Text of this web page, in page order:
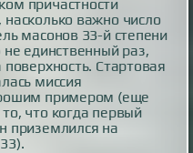
причастности
важно число
масонов 33-й степени
единственный раз,
Стартовая
миссия
примером (еще
что когда первый
приземлился на